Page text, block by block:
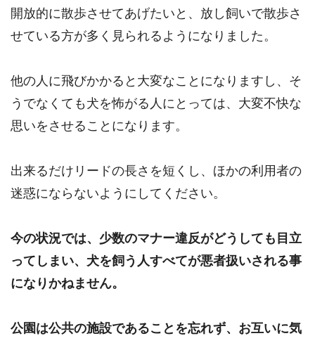
開放的に散歩させてあげたいと、放し飼いで散歩さ
せている方が多く見られるようになりました。
他の人に飛びかかると大変なことになりますし、そ
うでなくても犬を怖がる人にとっては、大変不快な
思いをさせることになります。
出来るだけリードの長さを短くし、ほかの利用者の
迷惑にならないようにしてください。
今の状況では、少数のマナー違反がどうしても目立
ってしまい、犬を飼う人すべてが悪者扱いされる事
になりかねません。
公園は公共の施設であることを忘れず、お互いに気